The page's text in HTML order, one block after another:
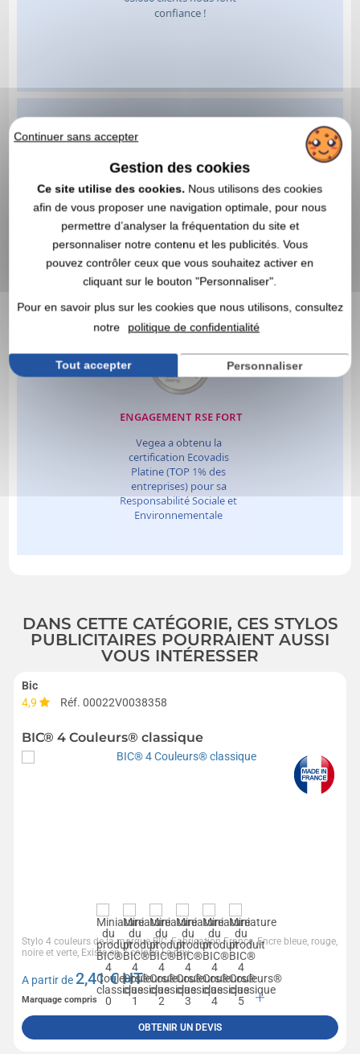
DANS CETTE CATÉGORIE, CES STYLOS
PUBLICITAIRES POURRAIENT AUSSI
VOUS INTÉRESSER
Bic
4,9
Réf. 00022V0038358
BIC® 4 Couleurs® classique
Stylo 4 couleurs de la marque BIC, Fabrication France, Encre bleue, rouge,
noire et verte, Existe en 7 coloris Le prix...
A partir de2,41€ HT
Marquage compris
OBTENIR UN DEVIS
Continuer sans accepter
Gestion des cookies
Ce site utilise des cookies. Nous utilisons des cookies
afin de vous proposer une navigation optimale, pour nous
permettre d’analyser la fréquentation du site et
personnaliser notre contenu et les publicités. Vous
pouvez contrôler ceux que vous souhaitez activer en
cliquant sur le bouton "Personnaliser".
Pour en savoir plus sur les cookies que nous utilisons, consultez
notre
politique de confidentialité
Tout accepter Personnaliser